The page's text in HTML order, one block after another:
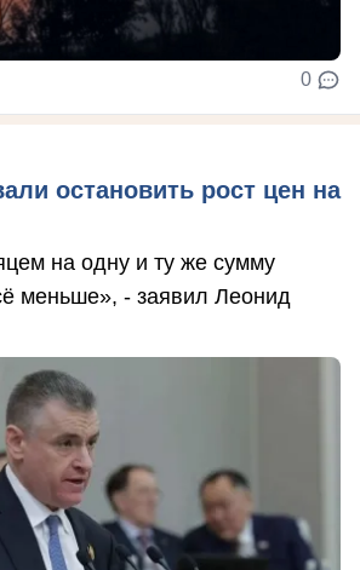
0
остановить рост цен на
на одну и ту же сумму
меньше», - заявил Леонид